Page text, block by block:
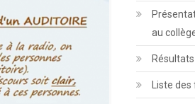
au
Liste